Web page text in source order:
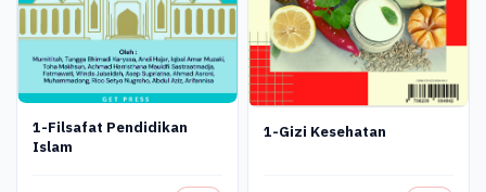
1-Filsafat Pendidikan
Islam
1-Gizi Kesehatan